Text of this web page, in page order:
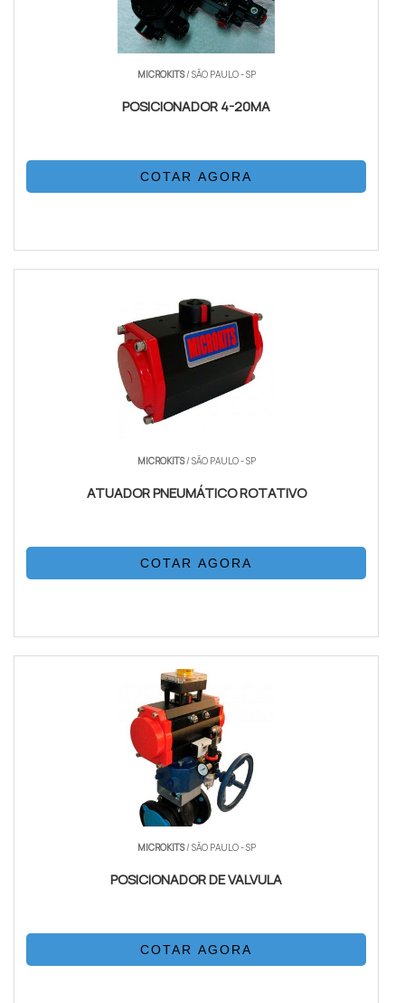
MICROKITS/ SÃO PAULO - SP
POSICIONADOR 4-20MA
COTAR AGORA
MICROKITS/ SÃO PAULO - SP
ATUADOR PNEUMÁTICO ROTATIVO
COTAR AGORA
MICROKITS/ SÃO PAULO - SP
POSICIONADOR DE VALVULA
COTAR AGORA